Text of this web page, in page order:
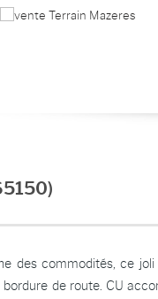
des commodités, ce
de route. CU